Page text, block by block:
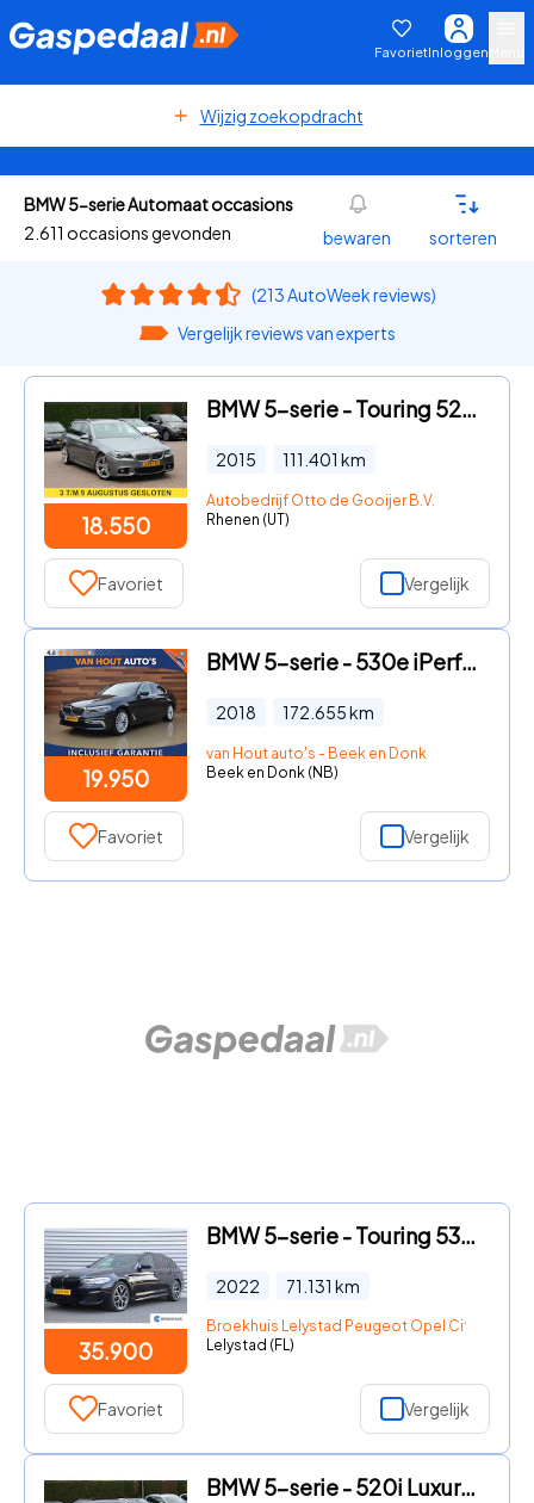
FavorietInloggen
Wijzig zoekopdracht
BMW 5-serie Automaat occasions
2.611 occasions gevonden
bewaren sorteren
(213 AutoWeek reviews)
Vergelijk reviews van experts
18.550
BMW 5-serie - Touring 520i Executive M Sport / NL Auto! / 2de Eign. / Trek
2015 111.401 km
Autobedrijf Otto de Gooijer B.V.
Rhenen (UT)
Favoriet Vergelijk
19.950
BMW 5-serie - 530e iPerformance High Executive | LUXURY LINE
2018 172.655km
van Hout auto's - Beek en Donk
Beek en Donk (NB)
Favoriet Vergelijk
35.900
BMW 5-serie - Touring 530e 292PK BUSINESS EDITION PLUS M-SPORT AUTOMAAT /
2022 71.131 km
Broekhuis Lelystad Peugeot Opel Citroen
Lelystad (FL)
Favoriet Vergelijk
BMW 5-serie - 520i Luxury Edition / NL Auto! / Schuifdak / Leder / Navigat